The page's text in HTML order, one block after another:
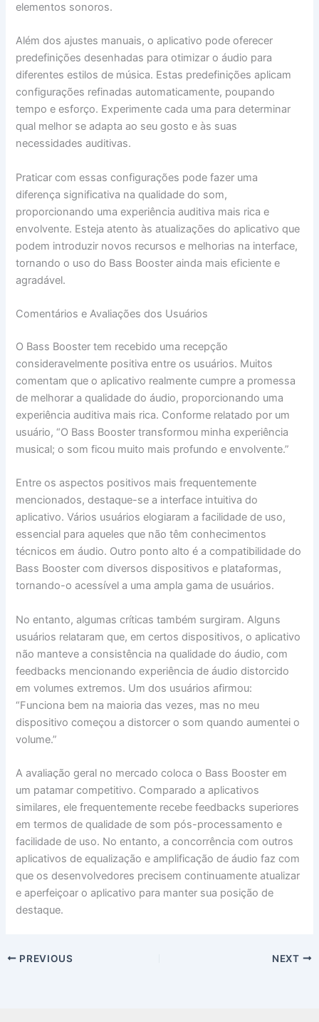
elementos sonoros.
Além dos ajustes manuais, o aplicativo pode oferecer
predefinições desenhadas para otimizar o áudio para
diferentes estilos de música. Estas predefinições aplicam
configurações refinadas automaticamente, poupando
tempo e esforço. Experimente cada uma para determinar
qual melhor se adapta ao seu gosto e às suas
necessidades auditivas.
Praticar com essas configurações pode fazer uma
diferença significativa na qualidade do som,
proporcionando uma experiência auditiva mais rica e
envolvente. Esteja atento às atualizações do aplicativo que
podem introduzir novos recursos e melhorias na interface,
tornando o uso do Bass Booster ainda mais eficiente e
agradável.
Comentários e Avaliações dos Usuários
O Bass Booster tem recebido uma recepção
consideravelmente positiva entre os usuários. Muitos
comentam que o aplicativo realmente cumpre a promessa
de melhorar a qualidade do áudio, proporcionando uma
experiência auditiva mais rica. Conforme relatado por um
usuário, “O Bass Booster transformou minha experiência
musical; o som ficou muito mais profundo e envolvente.”
Entre os aspectos positivos mais frequentemente
mencionados, destaque-se a interface intuitiva do
aplicativo. Vários usuários elogiaram a facilidade de uso,
essencial para aqueles que não têm conhecimentos
técnicos em áudio. Outro ponto alto é a compatibilidade do
Bass Booster com diversos dispositivos e plataformas,
tornando-o acessível a uma ampla gama de usuários.
No entanto, algumas críticas também surgiram. Alguns
usuários relataram que, em certos dispositivos, o aplicativo
não manteve a consistência na qualidade do áudio, com
feedbacks mencionando experiência de áudio distorcido
em volumes extremos. Um dos usuários afirmou:
“Funciona bem na maioria das vezes, mas no meu
dispositivo começou a distorcer o som quando aumentei o
volume.”
A avaliação geral no mercado coloca o Bass Booster em
um patamar competitivo. Comparado a aplicativos
similares, ele frequentemente recebe feedbacks superiores
em termos de qualidade de som pós-processamento e
facilidade de uso. No entanto, a concorrência com outros
aplicativos de equalização e amplificação de áudio faz com
que os desenvolvedores precisem continuamente atualizar
e aperfeiçoar o aplicativo para manter sua posição de
destaque.
PREVIOUS NEXT